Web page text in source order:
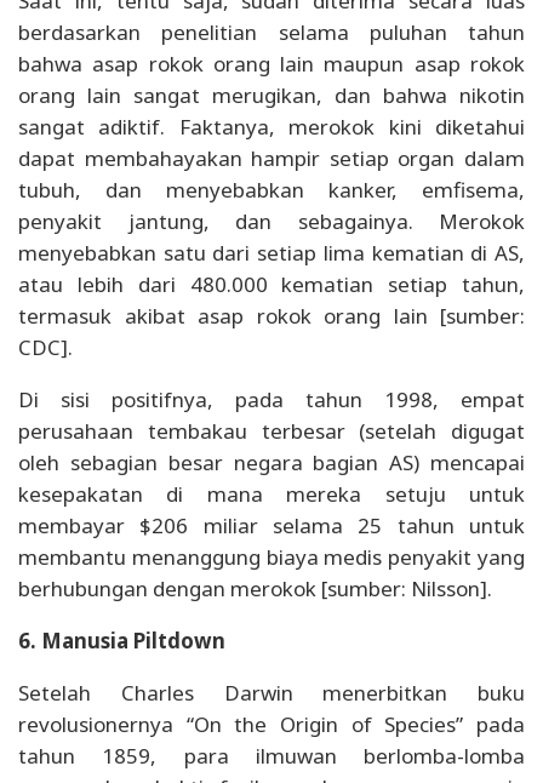
berdasarkan penelitian selama puluhan tahun
bahwa asap rokok orang lain maupun asap rokok
orang lain sangat merugikan, dan bahwa nikotin
sangat adiktif. Faktanya, merokok kini diketahui
dapat membahayakan hampir setiap organ dalam
tubuh, dan menyebabkan kanker, emfisema,
penyakit jantung, dan sebagainya. Merokok
menyebabkan satu dari setiap lima kematian di AS,
atau lebih dari 480.000 kematian setiap tahun,
termasuk akibat asap rokok orang lain [sumber:
CDC].
Di sisi positifnya, pada tahun 1998, empat
perusahaan tembakau terbesar (setelah digugat
oleh sebagian besar negara bagian AS) mencapai
kesepakatan di mana mereka setuju untuk
membayar $206 miliar selama 25 tahun untuk
membantu menanggung biaya medis penyakit yang
berhubungan dengan merokok [sumber: Nilsson].
6. Manusia Piltdown
Setelah Charles Darwin menerbitkan buku
revolusionernya “On the Origin of Species” pada
tahun 1859, para ilmuwan berlomba-lomba